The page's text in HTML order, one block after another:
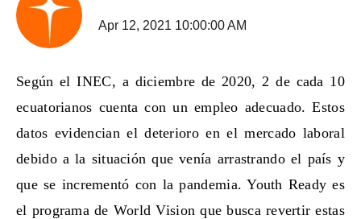
Apr 12, 2021 10:00:00 AM
Según el INEC, a diciembre de 2020, 2 de cada 10
ecuatorianos cuenta con un empleo adecuado. Estos
datos evidencian el deterioro en el mercado laboral
debido a la situación que venía arrastrando el país y
que se incrementó con la pandemia. Youth Ready es
el programa de World Vision que busca revertir estas